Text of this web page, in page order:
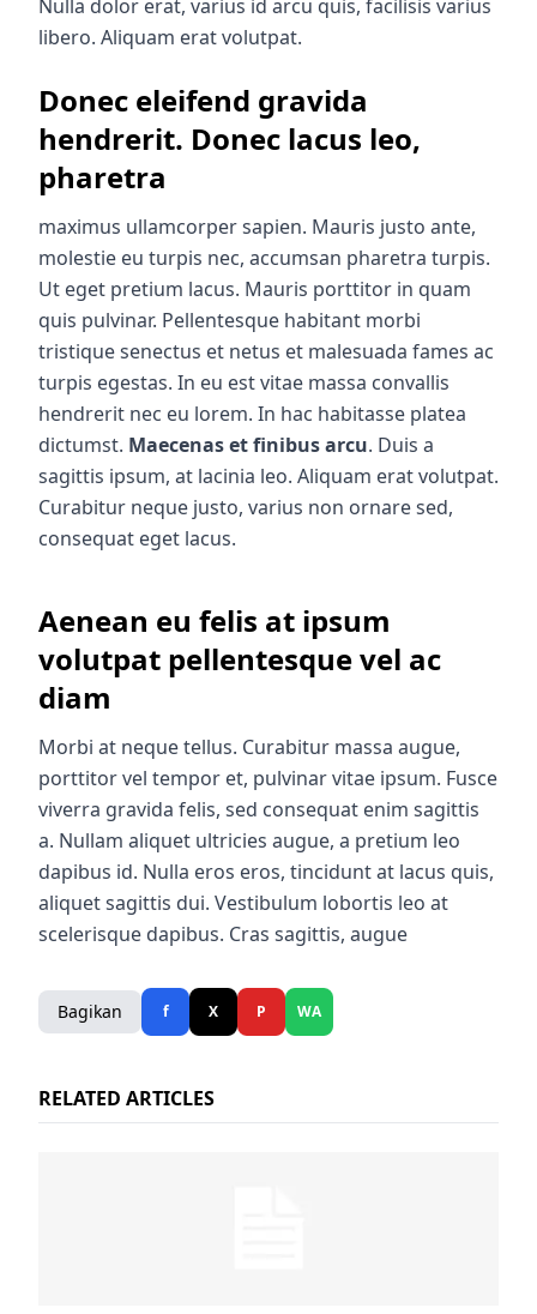
Nulla dolor erat, varius id arcu quis, facilisis varius
libero. Aliquam erat volutpat.
Donec eleifend gravida
hendrerit. Donec lacus leo,
pharetra
maximus ullamcorper sapien. Mauris justo ante,
molestie eu turpis nec, accumsan pharetra turpis.
Ut eget pretium lacus. Mauris porttitor in quam
quis pulvinar. Pellentesque habitant morbi
tristique senectus et netus et malesuada fames ac
turpis egestas. In eu est vitae massa convallis
hendrerit nec eu lorem. In hac habitasse platea
dictumst. Maecenas et finibus arcu. Duis a
sagittis ipsum, at lacinia leo. Aliquam erat volutpat.
Curabitur neque justo, varius non ornare sed,
consequat eget lacus.
Aenean eu felis at ipsum
volutpat pellentesque vel ac
diam
Morbi at neque tellus. Curabitur massa augue,
porttitor vel tempor et, pulvinar vitae ipsum. Fusce
viverra gravida felis, sed consequat enim sagittis
a. Nullam aliquet ultricies augue, a pretium leo
dapibus id. Nulla eros eros, tincidunt at lacus quis,
aliquet sagittis dui. Vestibulum lobortis leo at
scelerisque dapibus. Cras sagittis, augue
Bagikan f X P WA
RELATED ARTICLES